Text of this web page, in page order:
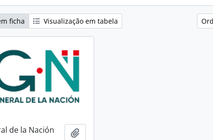
ficha Visualização em tabela
de la Nación